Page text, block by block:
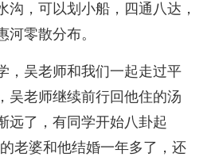
沟，可以划小船，四通八达，
河零散分布。
，吴老师和我们一起走过平
吴老师继续前行回他住的汤
远了，有同学开始八卦起
老婆和他结婚一年多了，还